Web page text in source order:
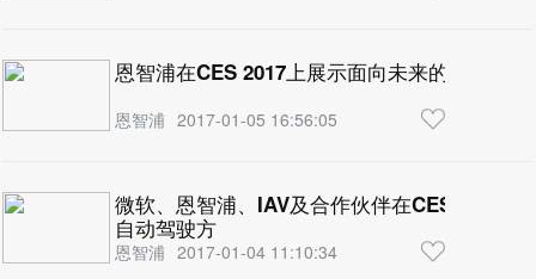
恩智浦在CES 2017上展示面向未来的安全，
恩智浦 2017-01-05 16:56:05
微软、恩智浦、IAV及合作伙伴在CES 2017上
自动驾驶方
恩智浦 2017-01-04 11:10:34